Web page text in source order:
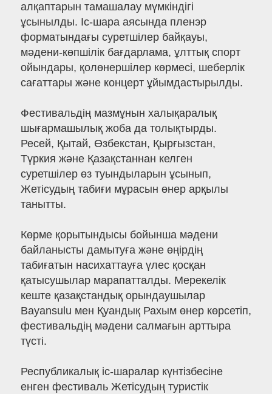
алқаптарын тамашалау мүмкіндігі
ұсынылды. Іс-шара аясында пленэр
форматындағы суретшілер байқауы,
мәдени-көпшілік бағдарлама, ұлттық спорт
ойындары, қолөнершілер көрмесі, шеберлік
сағаттары және концерт ұйымдастырылды.
Фестивальдің мазмұнын халықаралық
шығармашылық жоба да толықтырды.
Ресей, Қытай, Өзбекстан, Қырғызстан,
Түркия және Қазақстаннан келген
суретшілер өз туындыларын ұсынып,
Жетісудың табиғи мұрасын өнер арқылы
танытты.
Көрме қорытындысы бойынша мәдени
байланысты дамытуға және өңірдің
табиғатын насихаттауға үлес қосқан
қатысушылар марапатталды. Мерекелік
кеште қазақстандық орындаушылар
Bayansulu мен Қуандық Рахым өнер көрсетіп,
фестивальдің мәдени салмағын арттыра
түсті.
Республикалық іс-шаралар күнтізбесіне
енген фестиваль Жетісудың туристік